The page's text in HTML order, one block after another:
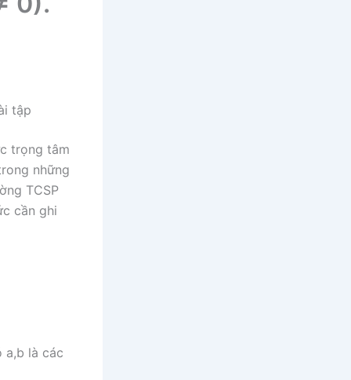
tập
trọng tâm
những
TCSP
cần ghi
a,b là các